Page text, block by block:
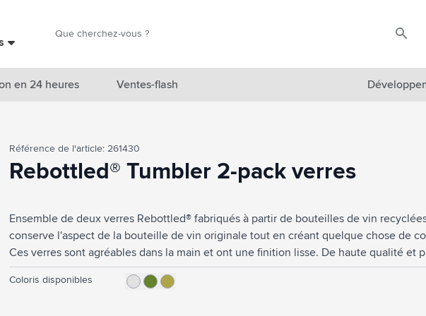
Marques
Accessoires boissons
Sacs & Voyage
Cuisiner & Vivre
Produits de soin
en 24 heures Ventes-flash
Référence de l'article: 261430
Rebottled® Tumbler 2-pack verres
Ensemble de deux verres Rebottled® fabriqués à partir de bouteilles de vin
conserve l'aspect de la bouteille de vin originale tout en créant quelque chose de
Ces verres sont agréables dans la main et ont une finition lisse. De haute qualité et
l'eau, les boissons gazeuses ou les cocktails. Passe au lave-vaisselle jusqu'a 60°C.
recommandé pour préserver l’impression. Livré dans un coffret cadeau original en
Coloris disponibles